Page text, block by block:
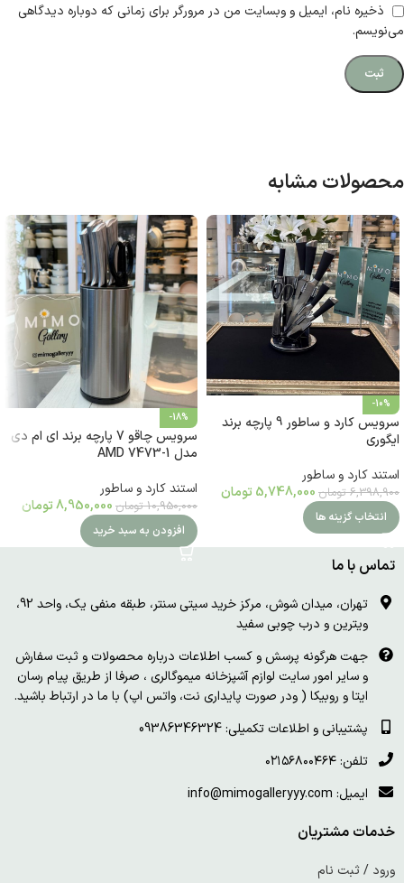
ذخیره نام، ایمیل و وبسایت من در مرورگر برای زمانی که دوباره دیدگاهی
می‌نویسم.
محصولات مشابه
-10%
سرویس کارد و ساطور 9 پارچه برند
ایگوری
استند کارد و ساطور
6,398,900 تومان 5,748,000 تومان
انتخاب گزینه ها
-18%
سرویس چاقو 7 پارچه برند ای ام دی
مدل AMD 7473-1
استند کارد و ساطور
10,950,000 تومان 8,950,000تومان
افزودن به سبد خرید
تماس با ما
تهران، میدان شوش، مرکز خرید سیتی سنتر، طبقه منفی یک، واحد 92،
ویترین و درب چوبی سفید
جهت هرگونه پرسش و کسب اطلاعات درباره محصولات و ثبت سفارش
و سایر امور سایت لوازم آشپزخانه میموگالری ، صرفا از طریق پیام رسان
ایتا و روبیکا ( ودر صورت پایداری نت، واتس اپ) با ما در ارتباط باشید.
پشتیبانی و اطلاعات تکمیلی: 09386346324
تلفن: ۰۲۱۵۶۸۰۰۴۶۴
ایمیل: info@mimogalleryyy.com
خدمات مشتریان
ورود / ثبت نام